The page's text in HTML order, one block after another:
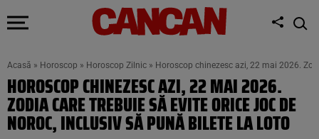
Acasă » Horoscop » Horoscop Zilnic » Horoscop chinezesc azi, 22 mai 2026.
HOROSCOP CHINEZESC AZI, 22 MAI 2026.
ZODIA CARE TREBUIE SĂ EVITE ORICE JOC DE
NOROC, INCLUSIV SĂ PUNĂ BILETE LA LOTO